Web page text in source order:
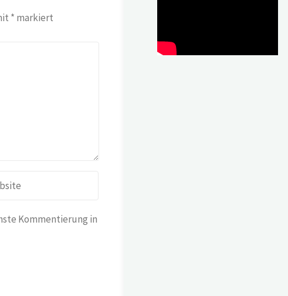
* markiert
Kommentierung in